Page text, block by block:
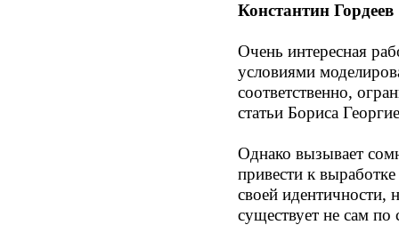
Константин Гордеев
Очень интересная
условиями
соответственно,
статьи Бориса
Однако вызывает
привести к
своей идентичности,
существует не сам